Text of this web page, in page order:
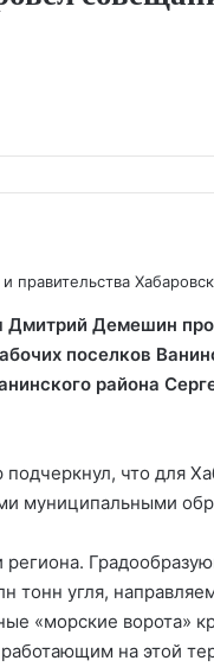
правительства
Дмитрий Демешин
поселков
района
что для
муниципальными
тонн угля,
«морские ворота»
на этой